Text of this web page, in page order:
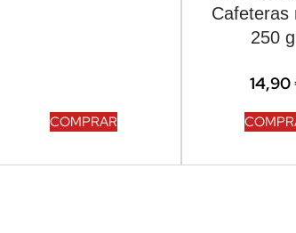
COMPRAR
Cafeteras
250
14,90